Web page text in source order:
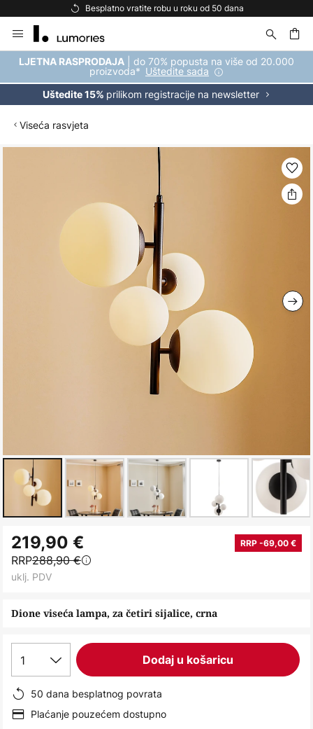
Besplatno vratite robu u roku od 50 dana
to
Content
LJETNA RASPRODAJA | do 70% popusta na više od 20.000
proizvoda* Uštedite sada
Uštedite 15% prilikom registracije na newsletter
Viseća rasvjeta
to
the
beginning
the
Dione viseća lampa, za četiri sijalice, crna
219,90 € RRP -69,00 €
RRP288,90 €
uklj. PDV
1 Dodaj u košaricu
50 dana besplatnog povrata
Plaćanje pouzećem dostupno